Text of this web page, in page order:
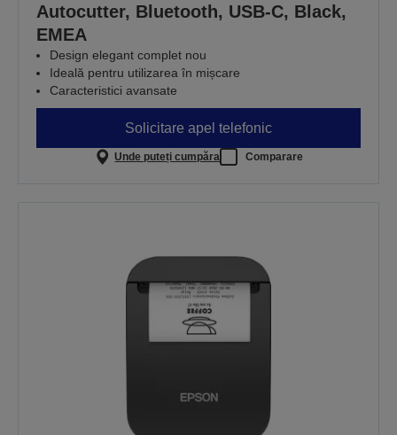
Autocutter, Bluetooth, USB-C, Black,
EMEA
Design elegant complet nou
Ideală pentru utilizarea în mișcare
Caracteristici avansate
Solicitare apel telefonic
Unde puteți cumpăra Comparare